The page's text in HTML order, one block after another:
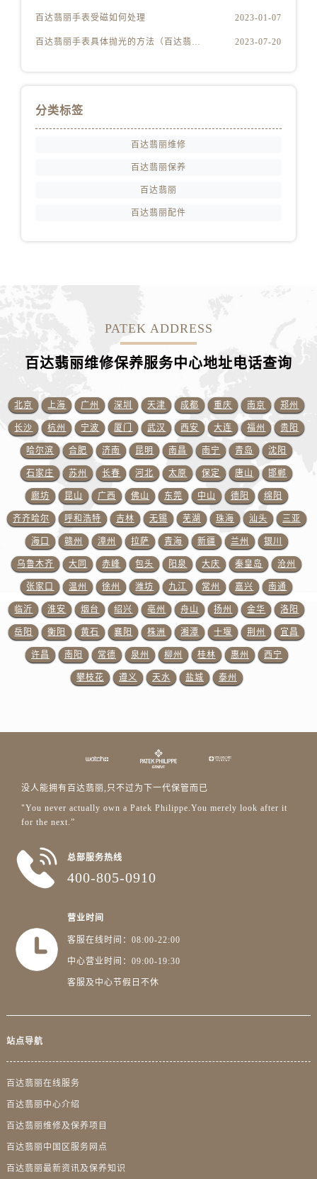
江西省景德镇市珠山区珠山中路百达翡丽售后服务中心（需提前预约）
山东省泰安市泰山区财源街道泰山大街百达翡丽售后服务中心（需提前预约）
山东省潍坊市奎文区东风东街百达翡丽售后服务中心（需提前预约）
山东省枣庄市滕州市北辛路与善国路交叉口百达翡丽售后服务中心（需提前预约）
山东省淄博市张店区金晶大道百达翡丽售后服务中心（需提前预约）
上海市黄浦区南京东路299号宏伊国际广场写字楼8层806室百达翡丽售后服务中心（需提前预约）
上海市徐汇区虹桥路3号港汇中心2座37层3705室百达翡丽售后服务中心（需提前预约）
浙江省杭州市上城区钱江路1366号华润大厦A座5层503-5室百达翡丽售后服务中心（需提前预约）
浙江省湖州市吴兴区劳动路百达翡丽售后服务中心（需提前预约）
浙江省嘉兴市南湖区广益路705号嘉兴世界贸易中心A座13层1304室百达翡丽售后服务中心（需提前预约）
浙江省金华市金东区东市南街777号金华万达广场4号楼22楼2209室百达翡丽售后服务中心（需提前预约）
浙江省丽水市莲都区解放街百达翡丽售后服务中心（需提前预约）
浙江省宁波市江北区大闸南路500号来福士广场办公楼20层2009室百达翡丽售后服务中心（需提前预约）
浙江省衢州市柯城区上街百达翡丽售后服务中心（需提前预约）
浙江省绍兴市越城区胜利东路379号世茂天际中心写字楼8层805室百达翡丽售后服务中心（需提前预约）
澳门特别行政区望德堂区塔石广场百达翡丽售后服务中心（需提前预约）
广东省汕头市龙湖区长平路百达翡丽售后服务中心（需提前预约）
百达翡丽手表受磁如何处理 2023-01-07
百达翡丽手表具体抛光的方法（百达翡丽手表抛光的正确方法） 2023-07-20
分类标签
百达翡丽维修
百达翡丽保养
百达翡丽
百达翡丽配件
PATEK ADDRESS
百达翡丽维修保养服务中心地址电话查询
北京 上海 广州 深圳 天津 成都 重庆 南京 郑州
长沙 杭州 宁波 厦门 武汉 西安 大连 福州 贵阳
哈尔滨 合肥 济南 昆明 南昌 南宁 青岛 沈阳
石家庄 苏州 长春 河北 太原 保定 唐山 邯郸
廊坊 昆山 广西 佛山 东莞 中山 德阳 绵阳
齐齐哈尔 呼和浩特 吉林 无锡 芜湖 珠海 汕头 三亚
海口 赣州 漳州 拉萨 青海 新疆 兰州 银川
乌鲁木齐 大同 赤峰 包头 阳泉 大庆 秦皇岛 沧州
张家口 温州 徐州 潍坊 九江 常州 嘉兴 南通
临沂 淮安 烟台 绍兴 亳州 舟山 扬州 金华 洛阳
岳阳 衡阳 黄石 襄阳 株洲 湘潭 十堰 荆州 宜昌
许昌 南阳 常德 泉州 柳州 桂林 惠州 西宁
攀枝花 遵义 天水 盐城 泰州
没人能拥有百达翡丽,只不过为下一代保管而已
"You never actually own a Patek Philippe.You merely look after it
for the next.”
总部服务热线
400-805-0910
营业时间
客服在线时间：08:00-22:00
中心营业时间：09:00-19:30
客服及中心节假日不休
站点导航
百达翡丽在线服务
百达翡丽中心介绍
百达翡丽维修及保养项目
百达翡丽中国区服务网点
百达翡丽最新资讯及保养知识